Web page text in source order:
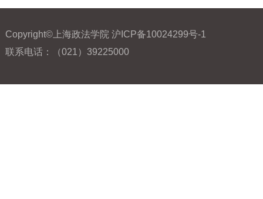
Copyright©上海政法学院 沪ICP备10024299号-1
联系电话：（021）39225000